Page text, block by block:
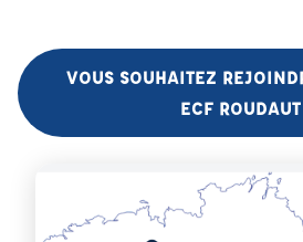
VOUS SOUHAITEZ
ECF